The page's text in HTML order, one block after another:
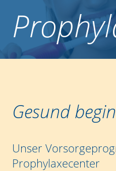
Gesund
Unser
Prophylaxecenter